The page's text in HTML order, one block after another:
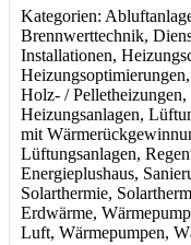
Kategorien:
Brennwerttechnik,
Installationen,
Heizungsoptimierungen,
Holz- / Pelletheizungen,
Heizungsanlagen,
mit
Lüftungsanlagen,
Energieplushaus,
Solarthermie,
Erdwärme,
Luft, Wärmepumpen,